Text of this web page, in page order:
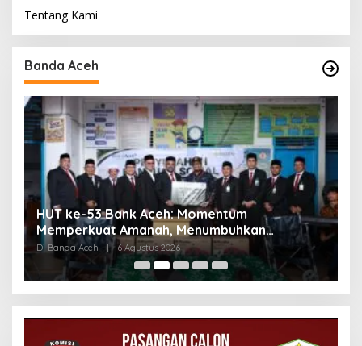
Tentang Kami
Banda Aceh
HUT ke-53 Bank Aceh: Momentum
Memperkuat Amanah, Menumbuhkan
Keberkahan Bagi Aceh
Di Banda Aceh | 6 Agustus 2026